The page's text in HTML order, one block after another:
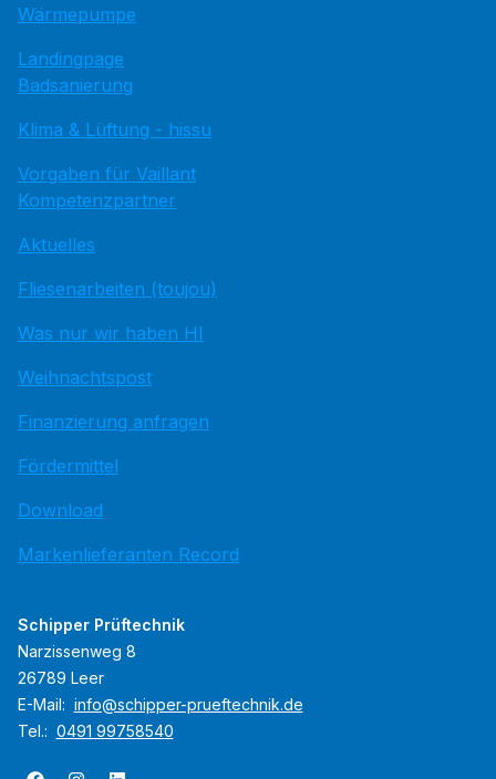
Wärmepumpe
Landingpage
Badsanierung
Klima & Lüftung - hissu
Vorgaben für Vaillant
Kompetenzpartner
Aktuelles
Fliesenarbeiten (toujou)
Was nur wir haben HI
Weihnachtspost
Finanzierung anfragen
Fördermittel
Download
Markenlieferanten Record
Schipper Prüftechnik
Narzissenweg 8
26789 Leer
E-Mail: info@schipper-prueftechnik.de
Tel.: 0491 99758540